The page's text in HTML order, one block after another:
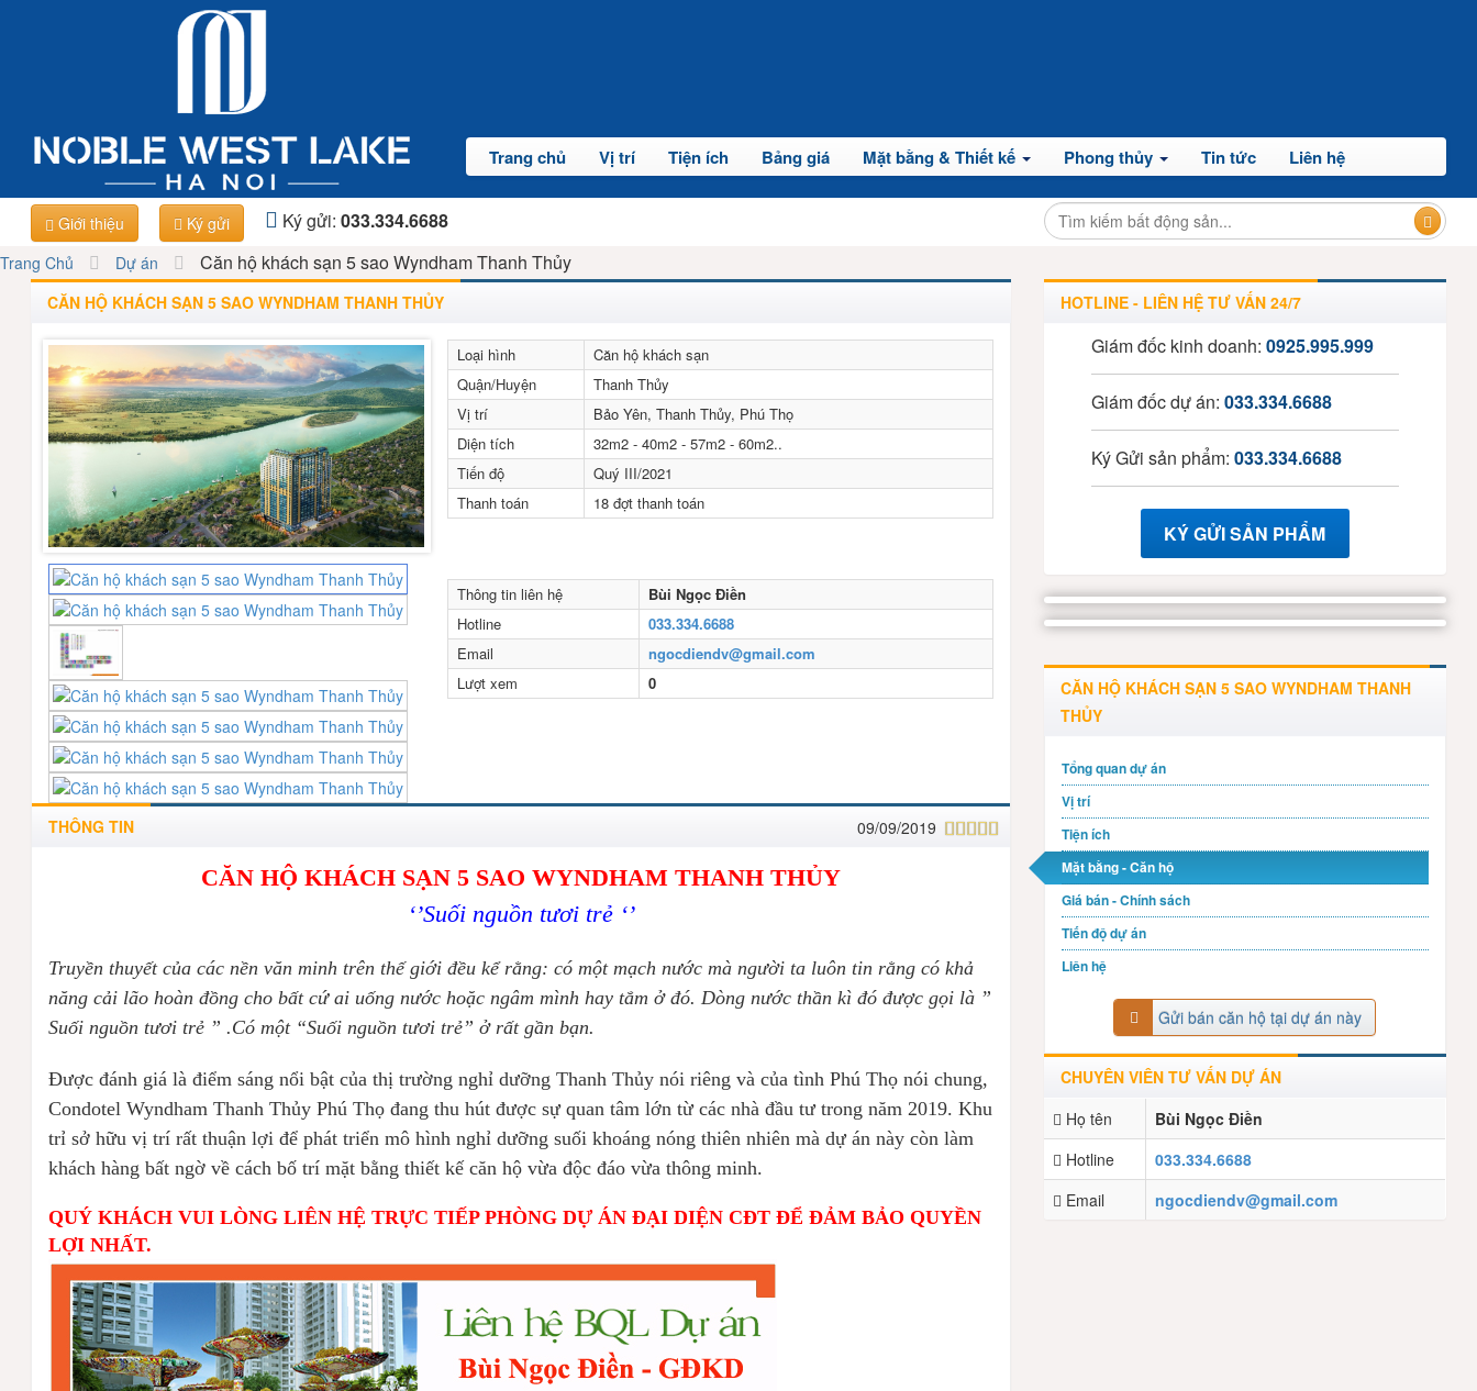
Trang chủ Vị trí Tiện ích Bảng giá Mặt bằng & Thiết kế Phong thủy Tin tức Liên hệ
Giới thiệu Ký gửi Ký gửi:033.334.6688
Trang Chủ Dự án Căn hộ khách sạn 5 sao Wyndham Thanh Thủy
CĂN HỘ KHÁCH SẠN 5 SAO WYNDHAM THANH THỦY
Loại hình
Căn hộ khách sạn
Quận/Huyện
Thanh Thủy
Vị trí
Bảo Yên, Thanh Thủy, Phú Thọ
Diện tích
32m2 - 40m2 - 57m2 - 60m2..
Tiến độ
Quý III/2021
Thanh toán
18 đợt thanh toán
Thông tin liên hệ
Bùi Ngọc Điền
Hotline
033.334.6688
Email
ngocdiendv@gmail.com
Lượt xem
0
THÔNG TIN 09/09/2019
CĂN HỘ KHÁCH SẠN 5 SAO WYNDHAM THANH THỦY
‘’Suối nguồn tươi trẻ ‘’
Truyền thuyết của các nền văn minh trên thế giới đều kể rằng: có một mạch nước mà người ta luôn tin rằng có khả
năng cải lão hoàn đồng cho bất cứ ai uống nước hoặc ngâm mình hay tắm ở đó. Dòng nước thần kì đó được gọi là ”
Suối nguồn tươi trẻ ” .Có một “Suối nguồn tươi trẻ” ở rất gần bạn.
Được đánh giá là điểm sáng nổi bật của thị trường nghỉ dưỡng Thanh Thủy nói riêng và của tình Phú Thọ nói chung,
Condotel Wyndham Thanh Thủy Phú Thọ đang thu hút được sự quan tâm lớn từ các nhà đầu tư trong năm 2019. Khu
trỉ sở hữu vị trí rất thuận lợi để phát triển mô hình nghỉ dưỡng suối khoáng nóng thiên nhiên mà dự án này còn làm
khách hàng bất ngờ về cách bố trí mặt bằng thiết kế căn hộ vừa độc đáo vừa thông minh.
QUÝ KHÁCH VUI LÒNG LIÊN HỆ TRỰC TIẾP PHÒNG DỰ ÁN ĐẠI DIỆN CĐT ĐỂ ĐẢM BẢO QUYỀN
LỢI NHẤT.
HOTLINE - LIÊN HỆ TƯ VẤN 24/7
Giám đốc kinh doanh: 0925.995.999
Giám đốc dự án: 033.334.6688
Ký Gửi sản phẩm: 033.334.6688
KÝ GỬI SẢN PHẨM
CĂN HỘ KHÁCH SẠN 5 SAO WYNDHAM THANH
THỦY
Tổng quan dự án
Vị trí
Tiện ích
Mặt bằng - Căn hộ
Giá bán - Chính sách
Tiến độ dự án
Liên hệ
Gửi bán căn hộ tại dự án này
CHUYÊN VIÊN TƯ VẤN DỰ ÁN
Họ tên
Bùi Ngọc Điền
Hotline
033.334.6688
Email
ngocdiendv@gmail.com